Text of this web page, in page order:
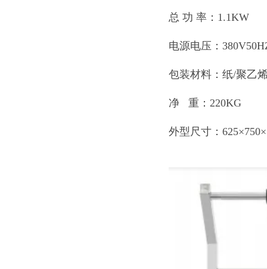
总 功 率：1.1KW
电源电压：
包装材料：纸/聚乙
净 重：220KG
外型尺寸：